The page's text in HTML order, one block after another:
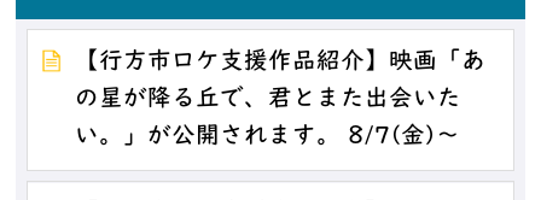
【行方市ロケ支援作品紹介】映画「あ
の星が降る丘で、君とまた出会いた
い。」が公開されます。 8/7(金)～